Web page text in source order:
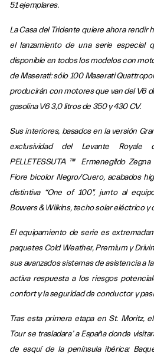
51 ejemplares.
La Casa del Tridente quiere ahora rendir
el lanzamiento de una serie especial
disponible en todos los modelos con
de Maserati: sólo 100 Maserati
producirán con motores que van del V6
gasolina V6 3,0 litros de 350 y 430 CV.
Sus interiores, basados en la versión
exclusividad del Levante Royale
PELLETESSUTA ™ Ermenegildo
Fiore bicolor Negro/Cuero, acabados
distintiva “One of 100", junto al
Bowers & Wilkins, techo solar eléctrico y
El equipamiento de serie es
paquetes Cold Weather, Premium y
sus avanzados sistemas de asistencia a
activa respuesta a los riesgos
confort y la seguridad de conductor y
Tras esta primera etapa en St. Moritz,
Tour se trasladara’ a España donde
de esquí de la península ibérica: